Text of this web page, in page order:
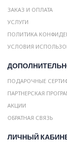
ЗАКАЗ И ОПЛАТА
УСЛУГИ
ПОЛИТИКА
УСЛОВИЯ
ПОДАРОЧНЫЕ
ПАРТНЕРСКАЯ
АКЦИИ
ОБРАТНАЯ СВЯЗЬ
ЛИЧНЫЙ